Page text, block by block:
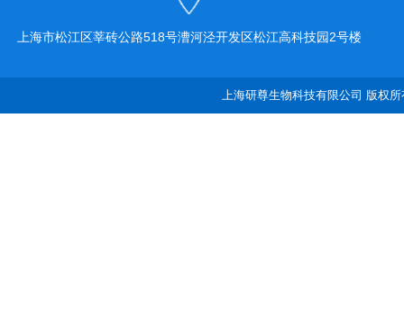
上海市松江区莘砖公路518号漕河泾开发区松江高科技园2号楼
上海研尊生物科技有限公司 版权